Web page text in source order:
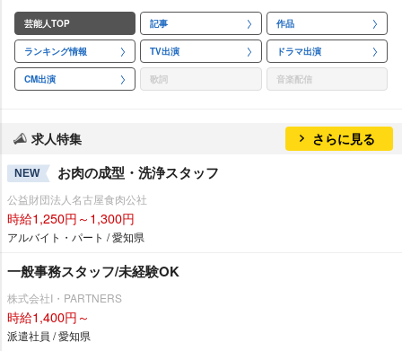
芸能人TOP 記事 作品
ランキング情報 TV出演 ドラマ出演
CM出演 歌詞 音楽配信
求人特集 さらに見る
NEW お肉の成型・洗浄スタッフ
公益財団法人名古屋食肉公社
時給1,250円～1,300円
アルバイト・パート / 愛知県
一般事務スタッフ/未経験OK
株式会社I・PARTNERS
時給1,400円～
派遣社員 / 愛知県